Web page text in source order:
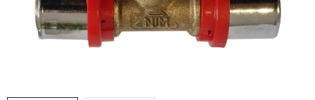
Doprava a Platba